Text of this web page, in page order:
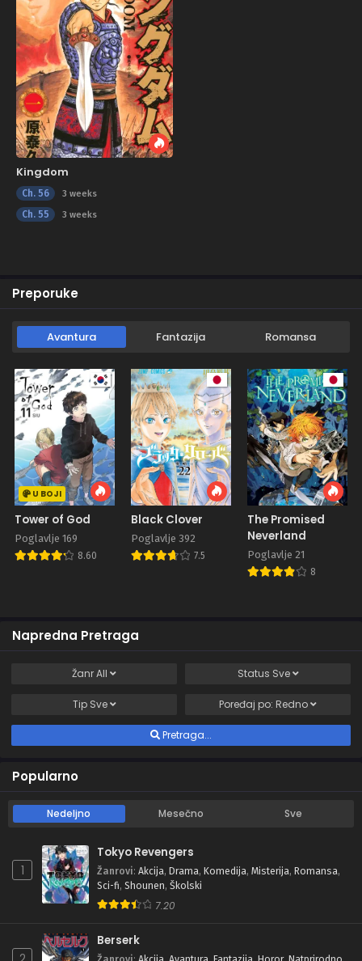
Kingdom
Ch. 56 3 weeks
Ch. 55 3 weeks
Preporuke
Avantura Fantazija Romansa
U BOJI
Tower of God
Poglavlje 169
8.60
Black Clover
Poglavlje 392
7.5
The Promised
Neverland
Poglavlje 21
8
Napredna Pretraga
ŽanrAll Status Sve
Tip Sve Poređaj po: Redno
Pretraga...
Popularno
Nedeljno Mesečno Sve
1
Tokyo Revengers
Žanrovi: Akcija, Drama, Komedija, Misterija, Romansa,
Sci-fi, Shounen, Školski
7.20
Berserk